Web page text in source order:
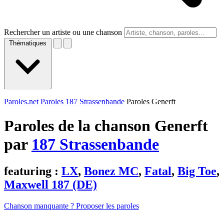
Rechercher un artiste ou une chanson
Thématiques
Paroles.net Paroles 187 Strassenbande Paroles Generft
Paroles de la chanson Generft
par 187 Strassenbande
featuring : LX, Bonez MC, Fatal, Big Toe,
Maxwell 187 (DE)
Chanson manquante ? Proposer les paroles